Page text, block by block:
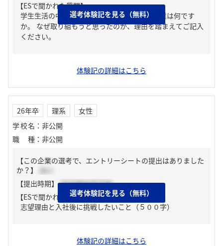
【ESで聞かれた質問】
学生生活の中で最も力を入れて取り組んだ学業は何です
か。 なぜ取り組もうと思ったのか、理由を踏まえてご記入
ください。
体験記の詳細はこちら
選考体験記を見る（無料）
26年卒 理系
女性
学校名 ： 非公開
職種 ： 非公開
【この企業の選考で、エントリーシートの提出はありました
か？】
はい
【提出時期】 2025年03月下旬
【ESで聞かれた質問】
志望理由と入社後に挑戦したいこと（５００字）
体験記の詳細はこちら
選考体験記を見る（無料）